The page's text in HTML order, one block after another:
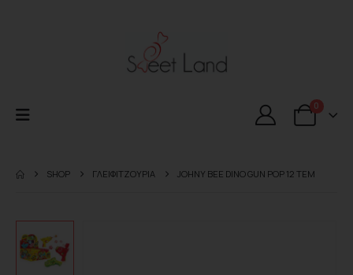
0
SHOP ΓΛΕΙΦΙΤΖΟΥΡΙΑ JOHNY BEE DINO GUN POP 12 TEM